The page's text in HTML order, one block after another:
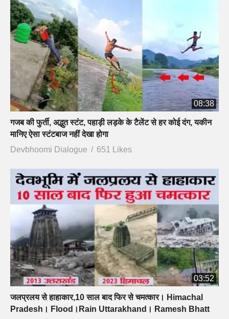
08:38
गजब की फुर्ती, अद्भुत स्टंट, पहाड़ी लड़के के टैलेंट से हर कोई दंग, यकीन
मानिए ऐसा स्टंटबाज नहीं देखा होगा
Devbhoomi Dialogue
651 Likes
03:52
जलप्रलय से हाहाकार,10 साल बाद फिर से चमत्कार। Himachal
Pradesh। Flood।Rain Uttarakhand। Ramesh Bhatt